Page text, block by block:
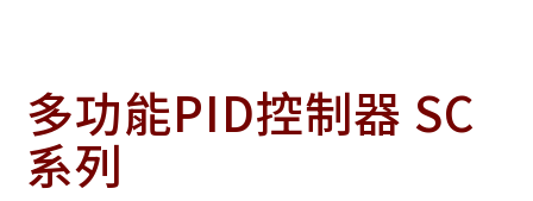
多功能PID控制器 SC
系列